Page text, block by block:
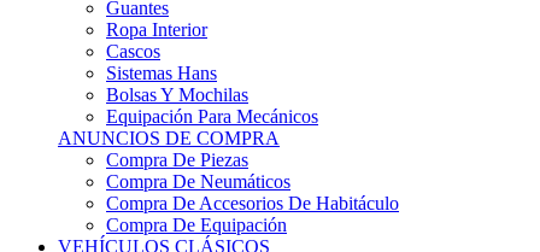
Cascos
Sistemas Hans
Bolsas Y Mochilas
Equipación Para Mecánicos
ANUNCIOS DE COMPRA
Compra De Piezas
Compra De Neumáticos
Compra De Accesorios De Habitáculo
Compra De Equipación
VEHÍCULOS CLÁSICOS
VEHÍCULOS CLÁSICOS